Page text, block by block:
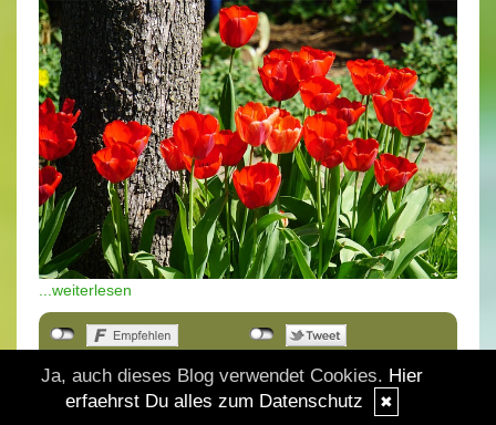
...weiterlesen
25.03.2025, 00.00|(0/0)
Ja, auch dieses Blog verwendet Cookies. Hier
erfaehrst Du alles zum Datenschutz
✖